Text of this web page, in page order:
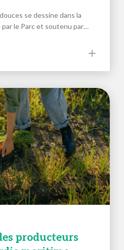
se dessine dans la
par le Parc et soutenu par…
producteurs